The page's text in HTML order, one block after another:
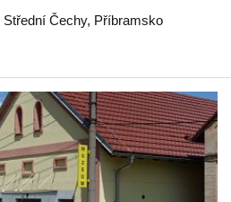
Střední Čechy, Příbramsko